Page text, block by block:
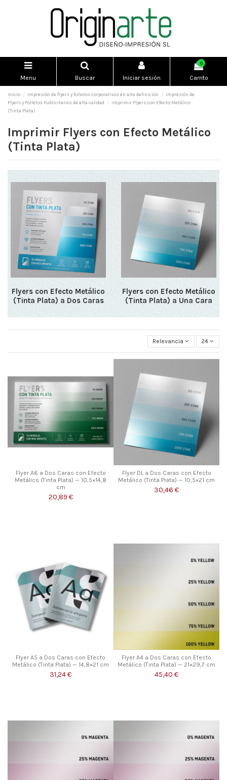
Menu Buscar Iniciar sesión
0
Carrito
Inicio Impresión de flyers y folletos corporativos en alta definición
Impresión de
Flyers y Folletos Publicitarios de alta calidad
Imprimir Flyers con Efecto Metálico
(Tinta Plata)
Imprimir Flyers con Efecto Metálico
(Tinta Plata)
Flyers con Efecto Metálico
(Tinta Plata) a Dos Caras
Flyers con Efecto Metálico
(Tinta Plata) a Una Cara
Relevancia 24
Flyer A6 a Dos Caras con Efecto
Metálico (Tinta Plata) — 10,5×14,8
cm
20,89 €
Flyer DL a Dos Caras con Efecto
Metálico (Tinta Plata) — 10,5×21 cm
30,46 €
Flyer A5 a Dos Caras con Efecto
Metálico (Tinta Plata) — 14,8×21 cm
31,24 €
Flyer A4 a Dos Caras con Efecto
Metálico (Tinta Plata) — 21×29,7 cm
45,40 €